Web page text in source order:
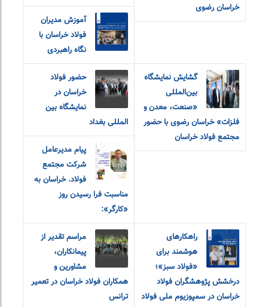
خراسان رضوی
آموزش مدیران
فولاد خراسان با
نگاه راهبردی
گشایش نمایشگاه
بین‌المللی
«صنعت، معدن و
فلزات» خراسان رضوی با حضور
مجتمع فولاد خراسان
حضور فولاد
خراسان در
نمایشگاه بین
المللی بغداد
پیام مدیرعامل
شرکت مجتمع
فولاد. خراسان به
مناسبت فرا رسیدن روز
«کارگر»:
راهکارهای
هوشمند برای
«فولاد سبز»؛
درخشش پژوهشگران فولاد
خراسان در سمپوزیوم ملی فولاد
مراسم تقدیر از
پیمانکاران،
مشاورین و
همکاران فولاد خراسان در تعمیر
ترانس